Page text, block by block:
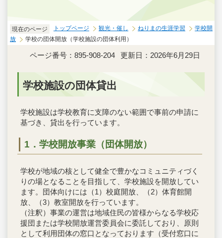
現在のページ トップページ 観光・催し ねりまの生涯学習
学校開
放
学校の団体開放（学校施設の団体利用）
ページ番号：895-908-204 更新日：2026年6月29日
学校施設の団体貸出
学校施設は学校教育に支障のない範囲で事前の申請に
基づき、貸出を行っています。
1． 学校開放事業（団体開放）
学校が地域の核として健全で豊かなコミュニティづく
りの場となることを目指して、学校施設を開放してい
ます。団体向けには（1）校庭開放、（2）体育館開
放、（3）教室開放を行っています。
（注釈）事業の運営は地域住民の皆様からなる学校応
援団または学校開放運営委員会に委託しており、原則
として利用団体の窓口となっております（受付窓口に